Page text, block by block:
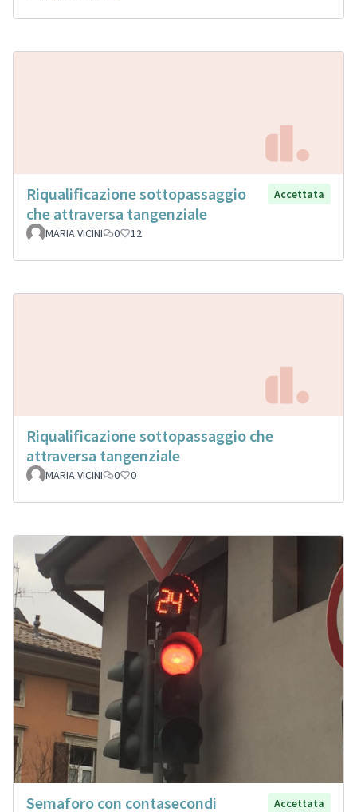
Riqualificazione sottopassaggio
che attraversa tangenziale
Accettata
MARIA VICINI 0 12
Riqualificazione sottopassaggio che
attraversa tangenziale
MARIA VICINI 0 0
Semaforo con contasecondi Accettata